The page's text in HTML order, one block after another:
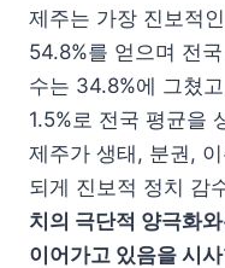
제주는 가장 진보적
54.8%를 얻으며 전
수는 34.8%에 그쳤
1.5%로 전국 평균을
제주가 생태, 분권,
되게 진보적 정치 감
치의 극단적 양극화
이어가고 있음을 시